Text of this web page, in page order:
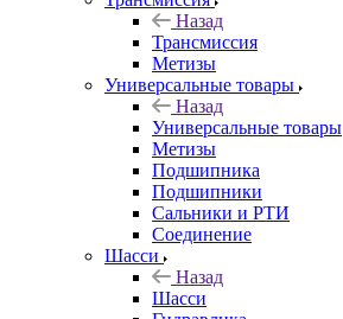
Назад
Трансмиссия
Метизы
Универсальные товары
Назад
Универсальные товары
Метизы
Подшипника
Подшипники
Сальники и РТИ
Соединение
Шасси
Назад
Шасси